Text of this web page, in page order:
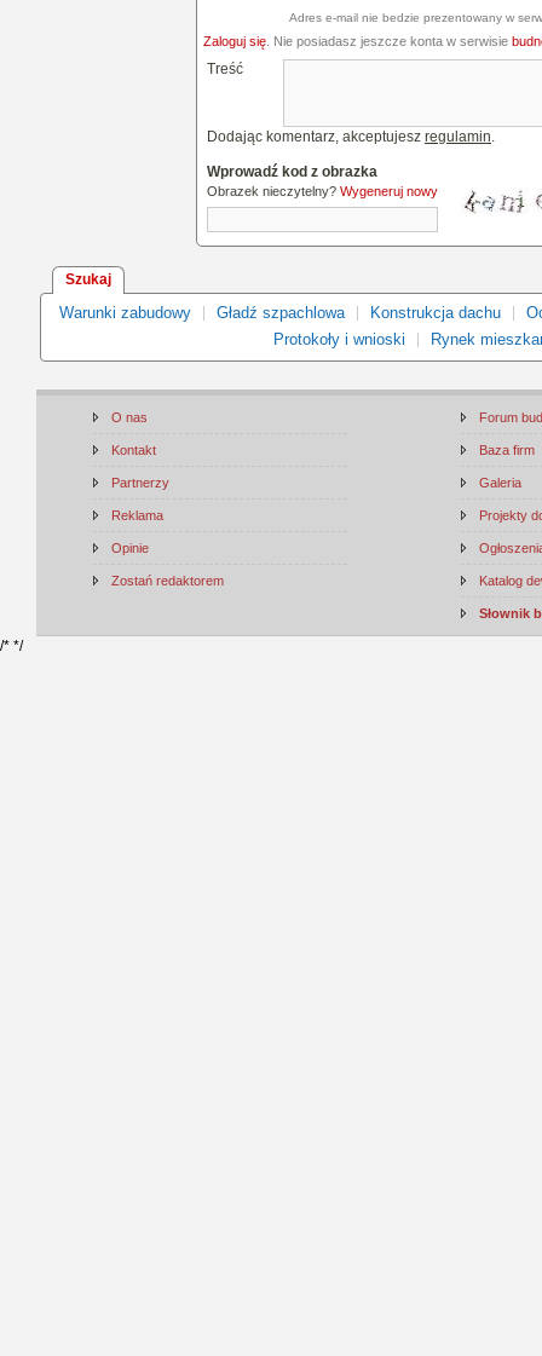
Adres e-mail nie bedzie prezentowany w
Zaloguj się . Nie posiadasz jeszcze konta w serwisie
Treść
Dodając komentarz, akceptujesz regulamin.
Wprowadź kod z obrazka
Obrazek nieczytelny? Wygeneruj nowy
Szukaj
Warunki zabudowy Gładź szpachlowa Konstrukcja dachu
Protokoły i wnioski
Rynek
O nas
Kontakt
Partnerzy
Reklama
Opinie
Zostań redaktorem
Forum
Baza firm
Galeria
Projekty
Katalog
Słownik
/* */